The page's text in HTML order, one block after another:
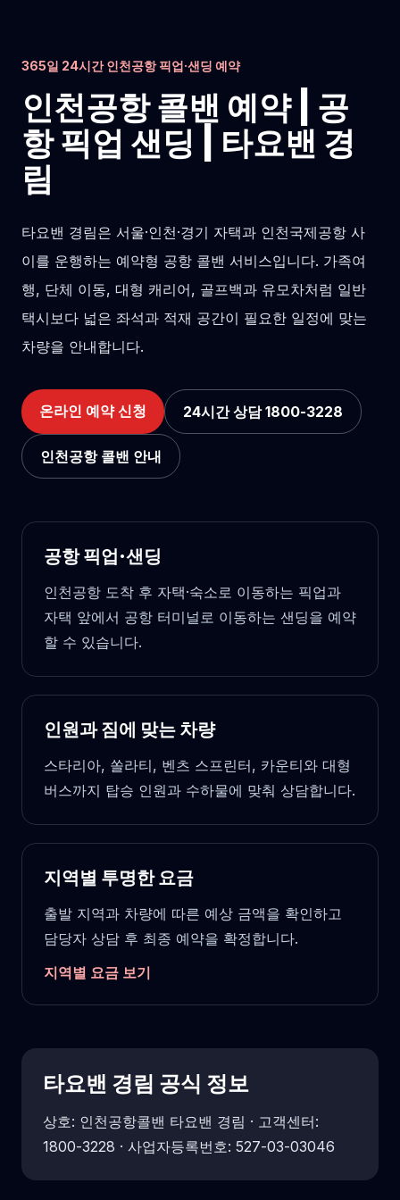
365일 24시간 인천공항 픽업·샌딩 예약
인천공항 콜밴 예약 | 공
항 픽업 샌딩 | 타요밴 경
림
타요밴 경림은 서울·인천·경기 자택과 인천국제공항 사
이를 운행하는 예약형 공항 콜밴 서비스입니다. 가족여
행, 단체 이동, 대형 캐리어, 골프백과 유모차처럼 일반
택시보다 넓은 좌석과 적재 공간이 필요한 일정에 맞는
차량을 안내합니다.
온라인 예약 신청 24시간 상담 1800-3228
인천공항 콜밴 안내
공항 픽업·샌딩
인천공항 도착 후 자택·숙소로 이동하는 픽업과
자택 앞에서 공항 터미널로 이동하는 샌딩을 예약
할 수 있습니다.
인원과 짐에 맞는 차량
스타리아, 쏠라티, 벤츠 스프린터, 카운티와 대형
버스까지 탑승 인원과 수하물에 맞춰 상담합니다.
지역별 투명한 요금
출발 지역과 차량에 따른 예상 금액을 확인하고
담당자 상담 후 최종 예약을 확정합니다.
지역별 요금 보기
타요밴 경림 공식 정보
상호: 인천공항콜밴 타요밴 경림 · 고객센터:
1800-3228 · 사업자등록번호: 527-03-03046